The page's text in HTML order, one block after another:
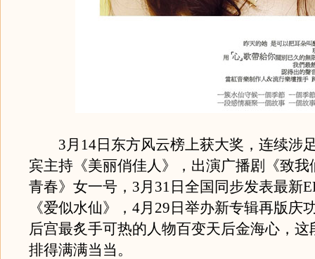
3月14日东方风云榜上获大奖，连续涉
宾主持《美丽俏佳人》，出演广播剧《致我
青春》女一号，3月31日全国同步发表最新
《爱似水仙》，4月29日举办新专辑再版庆
后宫最炙手可热的人物百变天后金海心，这
排得满满当当。